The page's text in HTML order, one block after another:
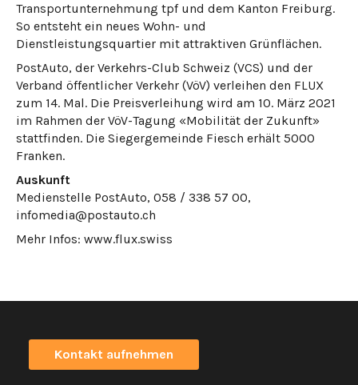
Transportunternehmung tpf und dem Kanton Freiburg.
So entsteht ein neues Wohn- und
Dienstleistungsquartier mit attraktiven Grünflächen.
PostAuto, der Verkehrs-Club Schweiz (VCS) und der
Verband öffentlicher Verkehr (VöV) verleihen den FLUX
zum 14. Mal. Die Preisverleihung wird am 10. März 2021
im Rahmen der VöV-Tagung «Mobilität der Zukunft»
stattfinden. Die Siegergemeinde Fiesch erhält 5000
Franken.
Auskunft
Medienstelle PostAuto, 058 / 338 57 00,
infomedia@postauto.ch
Mehr Infos: www.flux.swiss
Kontakt aufnehmen